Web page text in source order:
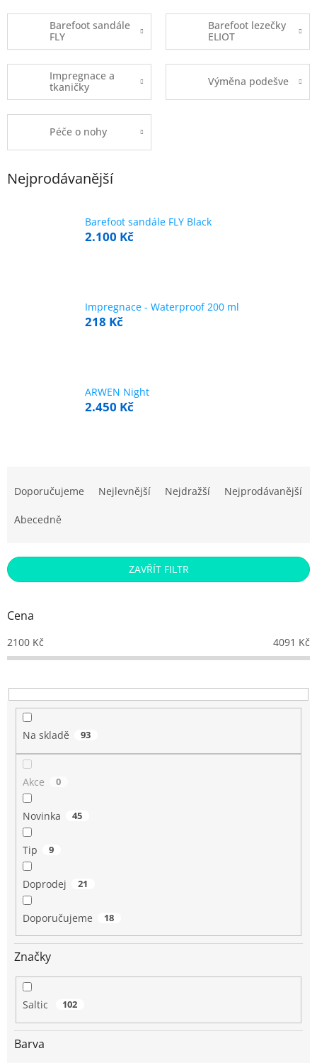
Barefoot sandále
FLY
Barefoot lezečky
ELIOT
Impregnace a
tkaničky
Výměna podešve
Péče o nohy
Nejprodávanější
Barefoot sandále FLY Black
2.100 Kč
Impregnace - Waterproof 200 ml
218 Kč
ARWEN Night
2.450 Kč
p
r
d
k
t
Doporučujeme Nejlevnější Nejdražší Nejprodávanější
Abecedně
ZAVŘÍT FILTR
Cena
2100 Kč 4091 Kč
Na skladě 93
Akce 0
Novinka 45
Tip 9
Doprodej 21
Doporučujeme 18
Značky
Saltic 102
Barva